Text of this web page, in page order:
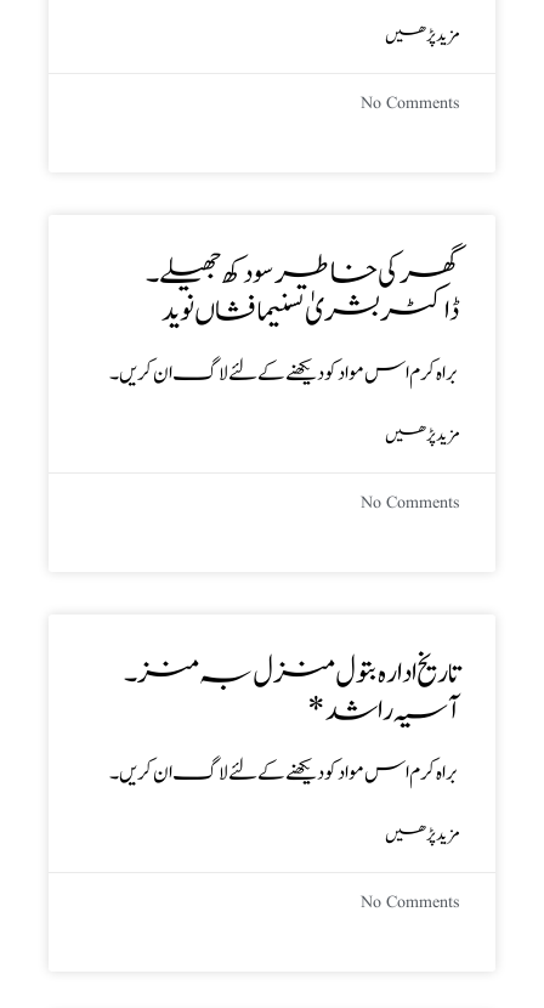
مزید پڑھیں
No Comments
گھر کی خاطر سو دکھ جھیلے ۔
ڈاکٹر بشریٰ تسنیمافشاں نوید
براہ کرم اس مواد کو دیکھنے کے لئے لاگ ان کریں۔
مزید پڑھیں
No Comments
تاریخ ادارہ بتول منزل بہ منز ۔
آسیہ راشد *
براہ کرم اس مواد کو دیکھنے کے لئے لاگ ان کریں۔
مزید پڑھیں
No Comments